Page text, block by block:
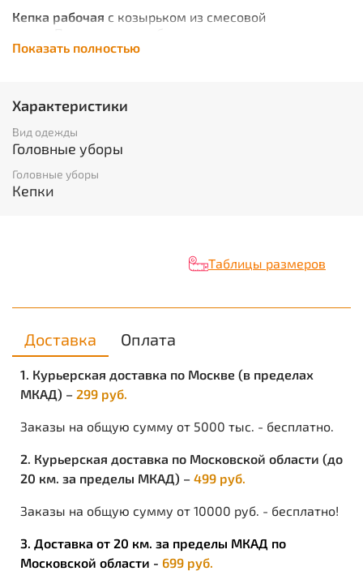
Кепка рабочая с козырьком из смесовой
структур. Незаменима если вы отправляетесь на
Описание ткани
НАИМЕНОВАНИЕ:
Могилев республика Беларусь
ПЛОТНОСТЬ:
210 гр/м
СОСТАВ: 51% хл., 49% пэ
ПЕРЕПЛЕТЕНИЕ:
сочетание натуральных и синтетических нитей
прилегающая к телу содержит хлопок,
обеспечивающий комфорт и удобство в процессе
эксплуатации изделия. Лицевая сторона – содержит
полиэфир, обеспечивающий высокую
износоустойчивость, способствует легкому удалению
грязи в процессе стирки.
высокие влагоотталкивающие свойства поверхности;
низкая степень усадки после стирке;
при длительной эксплуатации (многократная стирка)
ухудшаются водоотталкивающие свойства.
Показать полностью
Характеристики
Вид одежды
Головные уборы
Головные уборы
Кепки
Таблицы размеров
Доставка Оплата
1. Курьерская доставка по Москве (в пределах
МКАД) – 299 руб.
Заказы на общую сумму от 5000 тыс. - бесплатно.
2. Курьерская доставка по Московской области (до
20 км. за пределы МКАД) – 499 руб.
Заказы на общую сумму от 10000 руб. - бесплатно!
3. Доставка от 20 км. за пределы МКАД по
Московской области - 699 руб.